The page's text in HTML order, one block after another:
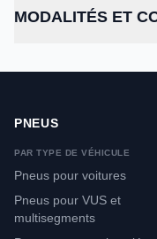
MODALITÉS ET
PNEUS
PAR TYPE DE VÉHICULE
Pneus pour voitures
Pneus pour VUS et
multisegments